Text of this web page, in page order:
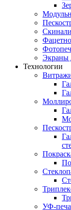
Скинали
Экраны
Технологии
УФ-